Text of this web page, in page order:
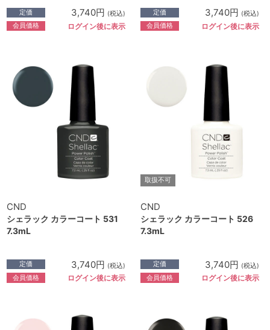
定価 3,740円 (税込)
会員価格 ログイン後に表示
定価 3,740円 (税込)
会員価格 ログイン後に表示
CND
シェラック カラーコート 531
7.3mL
定価 3,740円 (税込)
会員価格 ログイン後に表示
取扱不可
CND
シェラック カラーコート 526
7.3mL
定価 3,740円 (税込)
会員価格 ログイン後に表示